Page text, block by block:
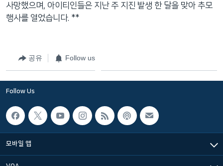
으
으
이
사망했으며, 아이티인들은 지난 주 지진 발생 한 달을 맞아 추모
행사를 열었습니다. **
공유 Follow us
Follow Us
모바일 앱